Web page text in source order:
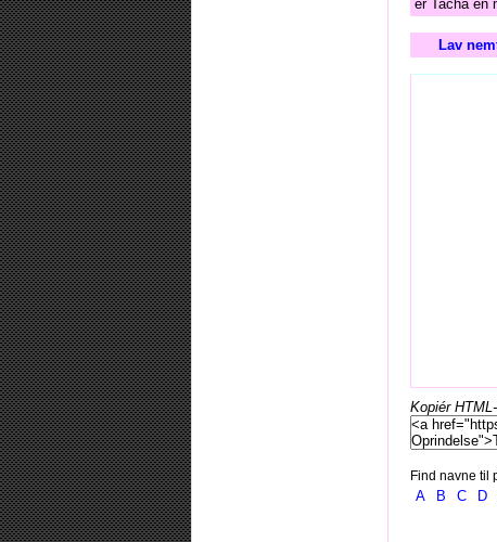
er Tacha en
Lav
Kopiér
Find navne til
A B C D